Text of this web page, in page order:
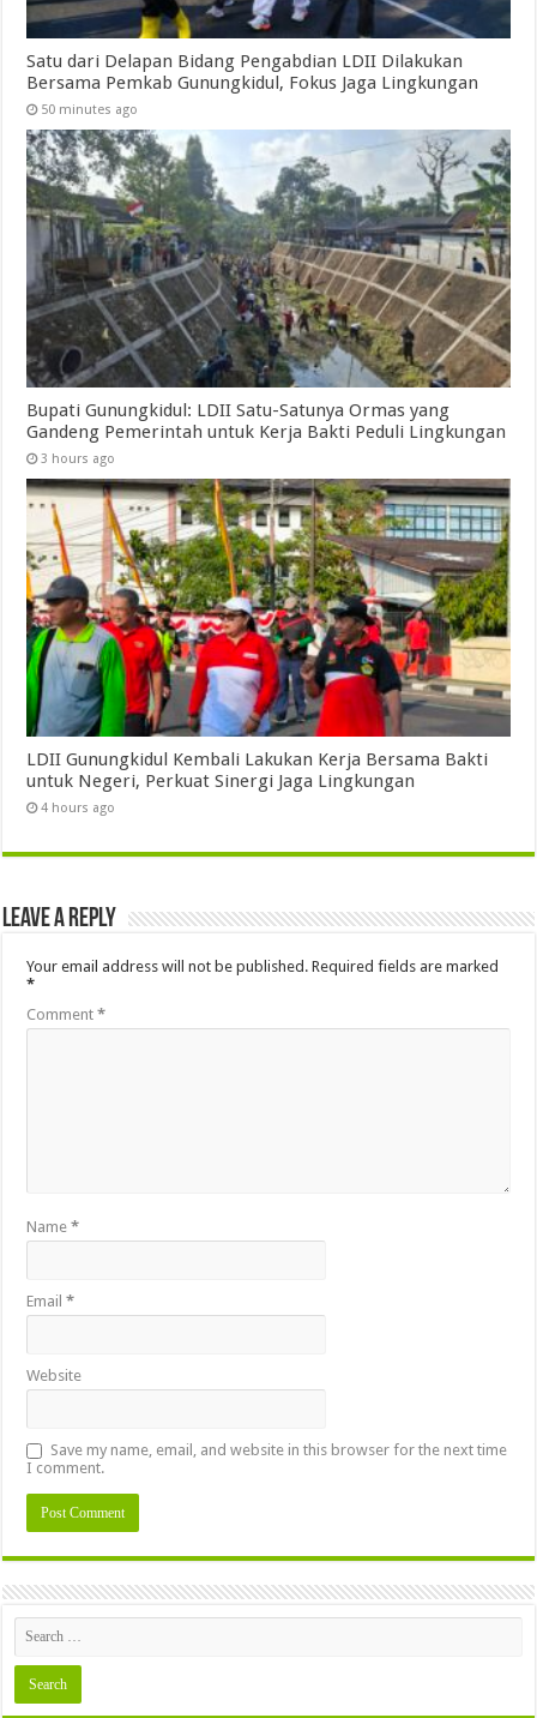
Satu dari Delapan Bidang Pengabdian LDII Dilakukan
Bersama Pemkab Gunungkidul, Fokus Jaga Lingkungan
50 minutes ago
Bupati Gunungkidul: LDII Satu-Satunya Ormas yang
Gandeng Pemerintah untuk Kerja Bakti Peduli Lingkungan
3 hours ago
LDII Gunungkidul Kembali Lakukan Kerja Bersama Bakti
untuk Negeri, Perkuat Sinergi Jaga Lingkungan
4 hours ago
Leave a Reply
Your email address will not be published. Required fields are marked
*
Comment*
Name*
Email*
Website
Save my name, email, and website in this browser for the next time
I comment.